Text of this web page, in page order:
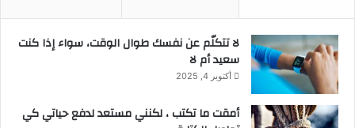
لا تتكلّم عن نفسك طوال الوقت، سواء إذا كنت
سعيد أم لا
أكتوبر 4, 2025
أمقت ما تكتب ، لكنني مستعد لدفع حياتي كي